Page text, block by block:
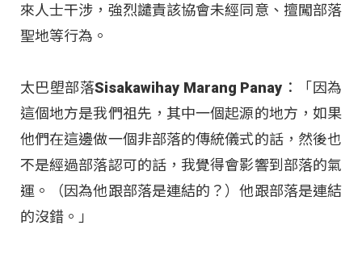
來人士干涉，強烈譴責該協會未經同意、擅闖部落
聖地等行為。
太巴塱部落Sisakawihay Marang Panay：「因為
這個地方是我們祖先，其中一個起源的地方，如果
他們在這邊做一個非部落的傳統儀式的話，然後也
不是經過部落認可的話，我覺得會影響到部落的氣
運。（因為他跟部落是連結的？）他跟部落是連結
的沒錯。」